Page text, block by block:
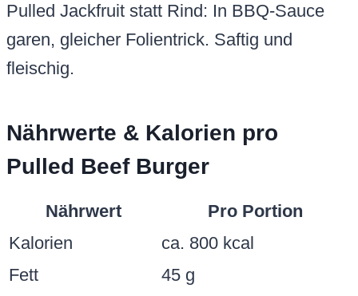
Pulled Jackfruit statt Rind: In BBQ-Sauce
garen, gleicher Folientrick. Saftig und
fleischig.
Nährwerte & Kalorien pro
Pulled Beef Burger
Nährwert
Pro Portion
Kalorien
ca. 800 kcal
Fett
45 g